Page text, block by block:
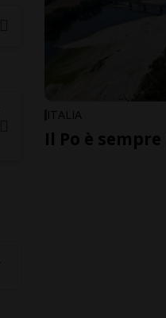
ITALIA
Il Po è